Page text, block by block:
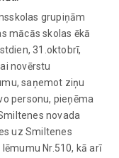
grupiņām
mācās skolas ēkā
31.oktobrī,
novērstu
saņemot ziņu
personu, pieņēma
novada
uz Smiltenes
Nr.510, kā arī